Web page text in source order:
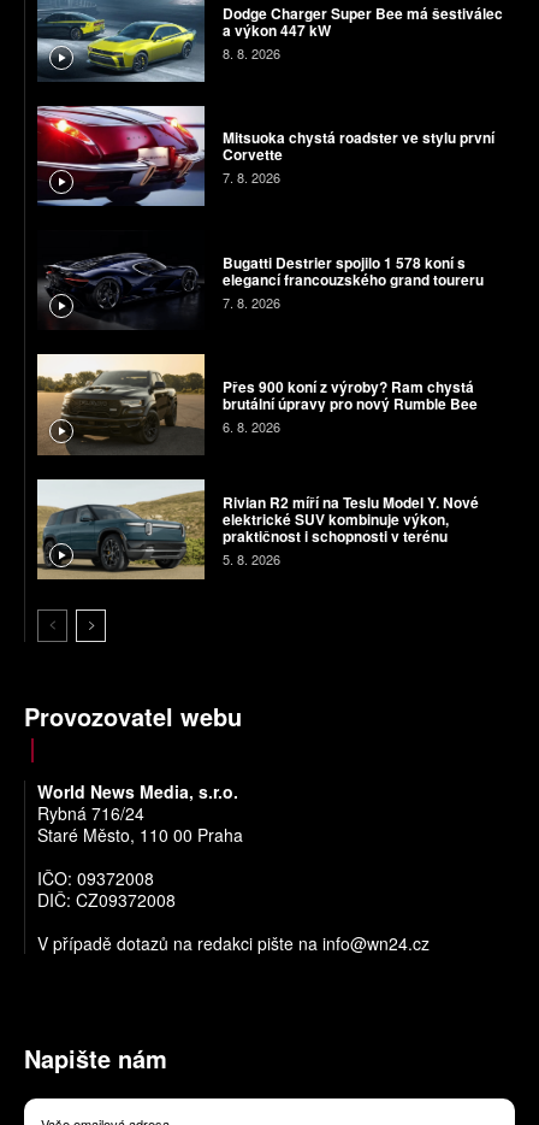
Dodge Charger Super Bee má šestiválec
a výkon 447 kW
8. 8. 2026
Mitsuoka chystá roadster ve stylu první
Corvette
7. 8. 2026
Bugatti Destrier spojilo 1 578 koní s
elegancí francouzského grand toureru
7. 8. 2026
Přes 900 koní z výroby? Ram chystá
brutální úpravy pro nový Rumble Bee
6. 8. 2026
Rivian R2 míří na Teslu Model Y. Nové
elektrické SUV kombinuje výkon,
praktičnost i schopnosti v terénu
5. 8. 2026
Provozovatel webu
World News Media, s.r.o.
Rybná 716/24
Staré Město, 110 00 Praha
IČO: 09372008
DIČ: CZ09372008
V případě dotazů na redakci pište na info@wn24.cz
Napište nám